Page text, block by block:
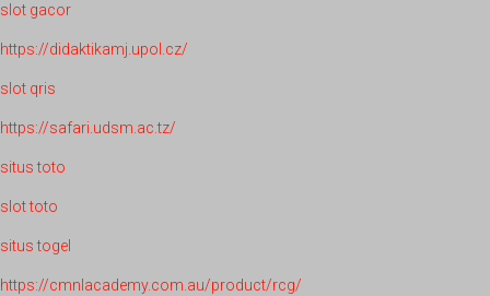
slot gacor
https://didaktikamj.upol.cz/
slot qris
https://safari.udsm.ac.tz/
situs toto
slot toto
situs togel
https://cmnlacademy.com.au/product/rcg/